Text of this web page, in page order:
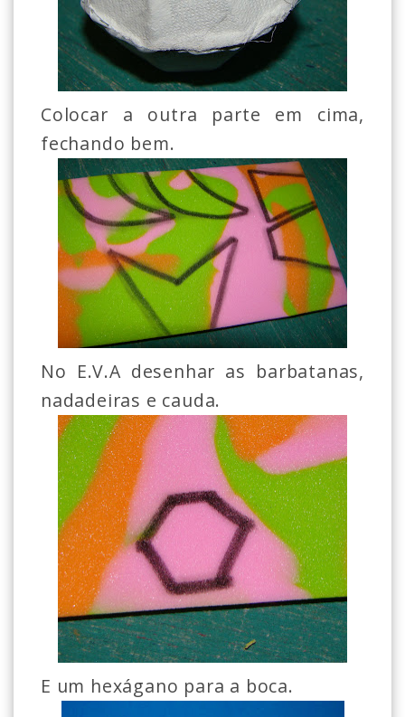
Colocar a outra parte em cima,
fechando bem.
No E.V.A desenhar as barbatanas,
nadadeiras e cauda.
E um hexágano para a boca.